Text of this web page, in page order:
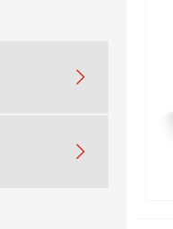

